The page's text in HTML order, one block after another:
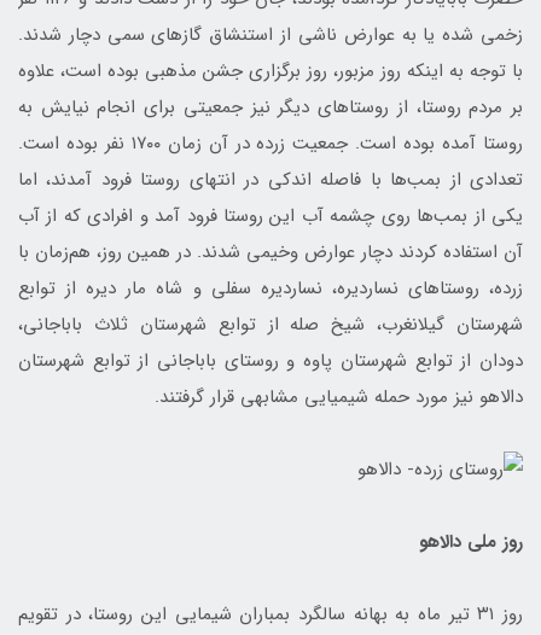
زخمی شده یا به عوارض ناشی از استنشاق گازهای سمی دچار شدند.
با توجه به اینکه روز مزبور، روز برگزاری جشن مذهبی بوده است، علاوه
بر مردم روستا، از روستاهای دیگر نیز جمعیتی برای انجام نیایش به
روستا آمده بوده است. جمعیت زرده در آن زمان ۱۷۰۰ نفر بوده است.
تعدادی از بمب‌ها با فاصله اندکی در انتهای روستا فرود آمدند، اما
یکی از بمب‌ها روی چشمه آب این روستا فرود آمد و افرادی که از آب
آن استفاده کردند دچار عوارض وخیمی شدند. در همین روز، هم‌زمان با
زرده، روستاهای نساردیره، نساردیره سفلی و شاه مار دیره از توابع
شهرستان گیلانغرب، شیخ صله از توابع شهرستان ثلاث باباجانی،
دودان از توابع شهرستان پاوه و روستای باباجانی از توابع شهرستان
دالاهو نیز مورد حمله شیمیایی مشابهی قرار گرفتند.
روز ملی دالاهو
روز ۳۱ تیر ماه به بهانه سالگرد بمباران شیمایی این روستا، در تقویم